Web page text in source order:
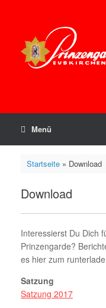
Menü
Startseite» Download
Download
Interessierst Du Dich
Prinzengarde?
es hier zum
Satzung
Satzung 2017